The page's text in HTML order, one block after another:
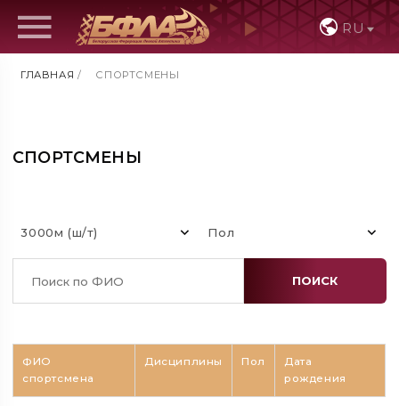
RU
ГЛАВНАЯ / СПОРТСМЕНЫ
СПОРТСМЕНЫ
3000м (ш/т) Пол
ПОИСК
ФИО
спортсмена
Дисциплины Пол
Дата
рождения